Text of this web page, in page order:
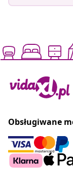
Obsługiwane